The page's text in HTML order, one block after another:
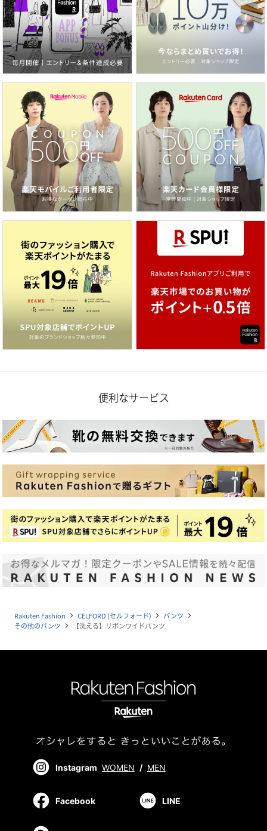
便利なサービス
Rakuten Fashion navigate_next CELFORD (セルフォード) navigate_next パンツ navigate_next
その他のパンツ navigate_next 【洗える】リボンワイドパンツ
Instagram WOMEN / MEN
Facebook LINE